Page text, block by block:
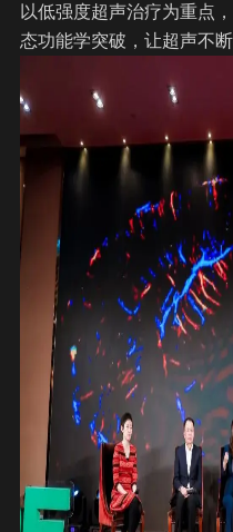
以低强度超声治疗为重点
态功能学突破，让超声不